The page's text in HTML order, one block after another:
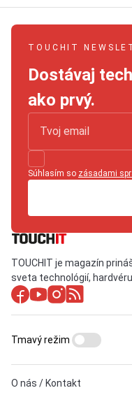
TOUCHIT
Dostávaj
ako prvý.
Súhlasím so zásadami
TOUCHIT je magazín
sveta technológií,
O nás / Kontakt
Tmavý režim